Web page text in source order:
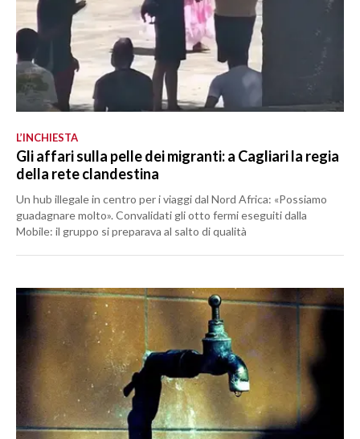
L’INCHIESTA
Gli affari sulla pelle dei migranti: a Cagliari la regia
della rete clandestina
Un hub illegale in centro per i viaggi dal Nord Africa: «Possiamo
guadagnare molto». Convalidati gli otto fermi eseguiti dalla
Mobile: il gruppo si preparava al salto di qualità